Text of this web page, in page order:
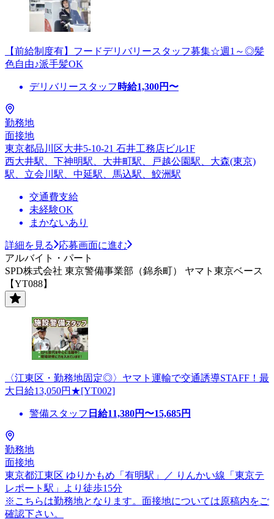
【前給制度有】フードデリバリースタッフ募集☆週1～◎髪
色自由♪派手髪OK
デリバリースタッフ 時給1,300円〜
勤務地
面接地
東京都品川区大井5-10-21 石井工務店ビル1F
西大井駅、下神明駅、大井町駅、戸越公園駅、大森(東京)
駅、立会川駅、中延駅、馬込駅、鮫洲駅
交通費支給
未経験OK
まかないあり
詳細を見る
応募画面に進む
アルバイト・パート
SPD株式会社 東京警備事業部（錦糸町） ヤマト東京ベース
【YT088】
〈江東区・勤務地固定◎〉ヤマト運輸で交通誘導STAFF！最
大日給13,050円★[YT002]
警備スタッフ 日給11,380円〜15,685円
勤務地
面接地
東京都江東区 ゆりかもめ「有明駅」／ りんかい線「東京テ
レポート駅」より徒歩15分
※こちらは勤務地となります。面接地については原稿内をご
確認下さい。